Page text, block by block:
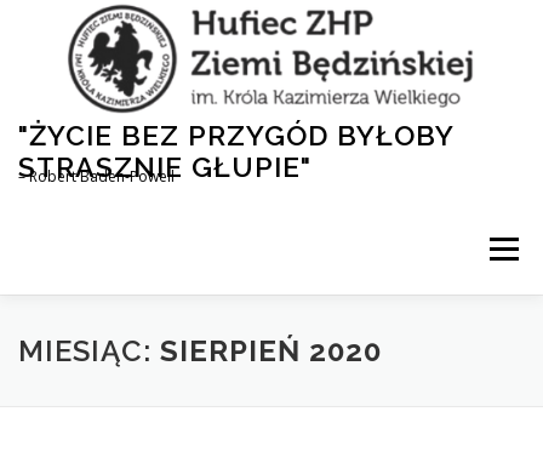
"ŻYCIE BEZ PRZYGÓD BYŁOBY
STRASZNIE GŁUPIE"
– Robert Baden-Powell
Menu
AKTUALNOŚCI HUFIEC DLA RODZICÓW
MIESIĄC: SIERPIEŃ 2020